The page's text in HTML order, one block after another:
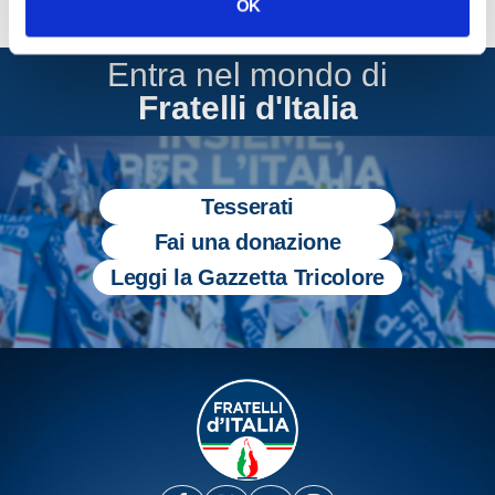
OK
serviva lo Stato e proteggeva i cittadini. […]
Entra nel mondo di
Fratelli d'Italia
Tesserati
Fai una donazione
Leggi la Gazzetta Tricolore